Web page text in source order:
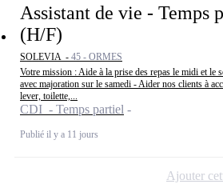
Assistant de vie - Temps
(H/F)
SOLEVIA - 45 - ORMES
Votre mission : Aide à la prise des repas le midi et le
avec majoration sur le samedi - Aider nos clients à
lever, toilette,...
CDI - Temps partiel
Publié il y a 11 jours
Ajouter